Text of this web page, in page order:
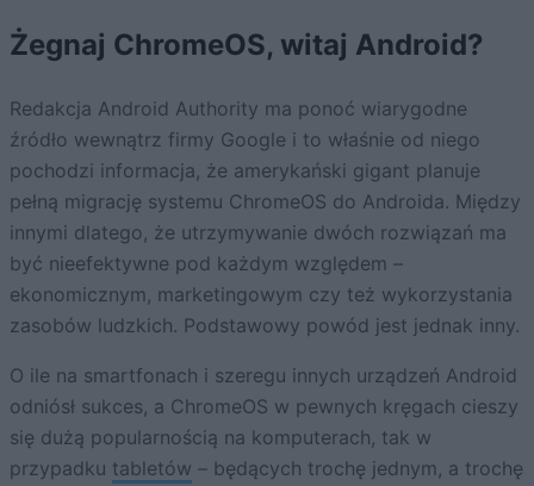
Żegnaj ChromeOS, witaj Android?
Redakcja Android Authority ma ponoć wiarygodne
źródło wewnątrz firmy Google i to właśnie od niego
pochodzi informacja, że amerykański gigant planuje
pełną migrację systemu ChromeOS do Androida. Między
innymi dlatego, że utrzymywanie dwóch rozwiązań ma
być nieefektywne pod każdym względem –
ekonomicznym, marketingowym czy też wykorzystania
zasobów ludzkich. Podstawowy powód jest jednak inny.
O ile na smartfonach i szeregu innych urządzeń Android
odniósł sukces, a ChromeOS w pewnych kręgach cieszy
się dużą popularnością na komputerach, tak w
przypadku tabletów – będących trochę jednym, a trochę